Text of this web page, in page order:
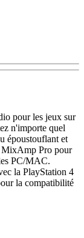
pour les jeux sur
n'importe quel
époustouflant et
MixAmp Pro pour
PC/MAC.
la PlayStation 4
la compatibilité